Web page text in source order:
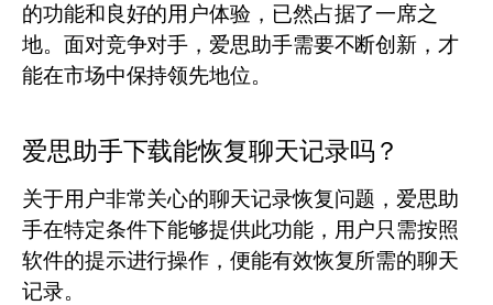
的功能和良好的用户体验，已然占据了一席之
地。面对竞争对手，爱思助手需要不断创新，才
能在市场中保持领先地位。
爱思助手下载能恢复聊天记录吗？
关于用户非常关心的聊天记录恢复问题，爱思助
手在特定条件下能够提供此功能，用户只需按照
软件的提示进行操作，便能有效恢复所需的聊天
记录。